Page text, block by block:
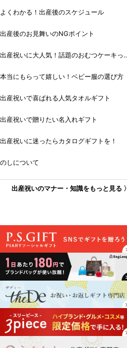
よくわかる！出産後のスケジュール
出産後のお見舞いのNGポイント
出産祝いに大人気！話題のおむつケーキっ
本当にもらって嬉しい！ベビー服の選び方
出産祝いで喜ばれる人気タオルギフト
出産祝いで贈りたい名入れギフト
出産祝いに迷ったらカタログギフトを！
のしについて
出産祝いのマナー・知識をもっと見る 〉